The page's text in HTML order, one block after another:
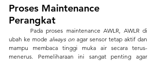
Proses Maintenance
Perangkat
ubah ke mode always on agar sensor tetap aktif dan
mampu membaca tinggi muka air secara terus-
menerus. Pemeliharaan ini sangat penting agar